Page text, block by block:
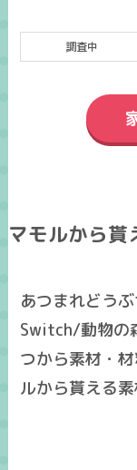
調査中
マモルから貰
あつまれどう
Switch/動物の
つから素材・
ルから貰える